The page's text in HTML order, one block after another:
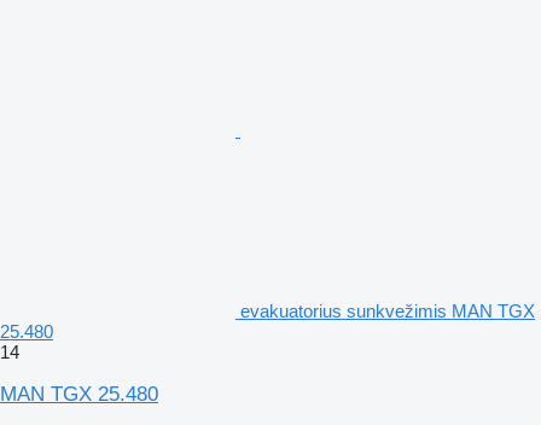
evakuatorius sunkvežimis MAN TGX
25.480
14
MAN TGX 25.480